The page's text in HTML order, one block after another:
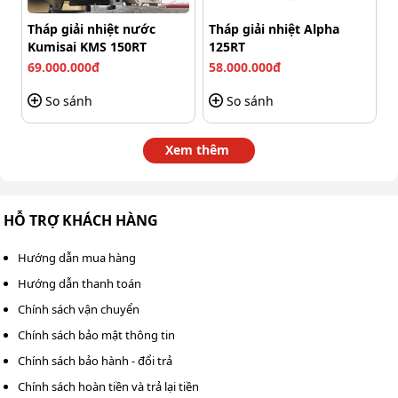
Có tiếng kêu lạ khi vận hành
thì đây cũng là dấu hiệu dây đã quá cũ và không còn giữ
được nhiều độ đàm hồi. Bạn cần phải thay mới ngay.
Quạt quay yếu hoặc không đều
Đây là một trong những dấu hiệu rõ ràng nhất. Nếu dây
đai bị mòn, dão, hoặc trượt, nó sẽ không thể truyền đủ
Tháp giải nhiệt nước
Kumisai KMS 150RT
69.000.000đ
So sánh
Tháp giải nhiệt Alpha
125RT
58.000.000đ
So sánh
Xem thêm
HỖ TRỢ KHÁCH HÀNG
Hướng dẫn mua hàng
Hướng dẫn thanh toán
Chính sách vận chuyển
Chính sách bảo mật thông tin
Chính sách bảo hành - đổi trả
Chính sách hoàn tiền và trả lại tiền